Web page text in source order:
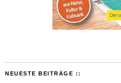
NEUESTE BEITRÄGE ::